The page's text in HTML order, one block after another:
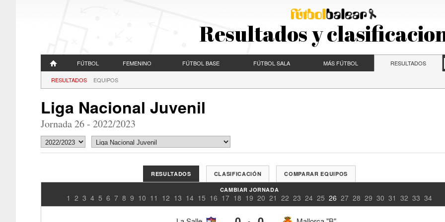
Resultados y
FÚTBOL FEMENINO FÚTBOL BASE FÚTBOL SALA MÁS FÚTBOL RESULTADOS
RESULTADOS EQUIPOS
Liga Nacional Juvenil
Jornada 26 - 2022/2023
RESULTADOS CLASIFICACIÓN COMPARAR EQUIPOS
CAMBIAR JORNADA
1 2 3 4 5 6 7 8 9 10 11 12 13 14 15 16 17 18 19 20 21 22 23 24 25 26 27 28 29 30 31 32 33 34